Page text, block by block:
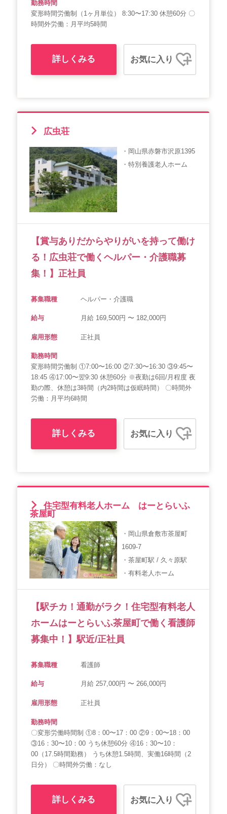
勤務時間
変形時間労働制（1ヶ月単位） 8:30〜17:30 休憩60分 〇
時間外労働：月平均5時間
詳しくみる お気に入り
広虫荘
・岡山県赤磐市沢原1395
・特別養護老人ホーム
【賞与ありだからやりがいを持って働け
る！広虫荘で働くヘルパー・介護職募
集！】正社員
募集職種 ヘルパー・介護職
給与 月給 169,500円 〜 182,000円
雇用形態 正社員
勤務時間
変形時間労働制 ①7:00〜16:00 ②7:30〜16:30 ③9:45〜
18:45 ④17:00〜翌9:30 休憩60分 ※夜勤は6回/月程度 夜
勤の際、休憩は3時間（内2時間は仮眠時間） 〇時間外
労働：月平均6時間
詳しくみる お気に入り
住宅型有料老人ホーム はーとらいふ
茶屋町
・岡山県倉敷市茶屋町
1609-7
・茶屋町駅 / 久々原駅
・有料老人ホーム
【駅チカ！通勤がラク！住宅型有料老人
ホームはーとらいふ茶屋町で働く看護師
募集中！】駅近/正社員
募集職種 看護師
給与 月給 257,000円 〜 266,000円
雇用形態 正社員
勤務時間
〇変形労働時間制 ①8：00〜17：00 ②9：00〜18：00
③16：30〜10：00 うち休憩60分 ④16：30〜10：
00（17.5時間勤務） うち休憩1.5時間、実働16時間（2
日分） 〇時間外労働：なし
詳しくみる お気に入り